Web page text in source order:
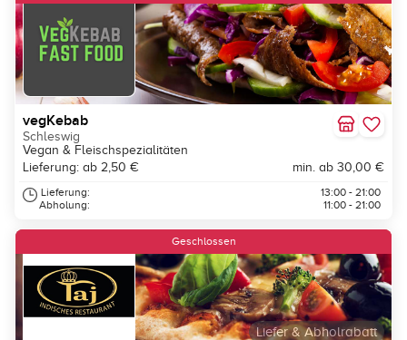
vegKebab
Schleswig
Vegan & Fleischspezialitäten
Lieferung: ab 2,50 €
min. ab 30,00 €
Lieferung:
Abholung:
13:00 - 21:00
11:00 - 21:00
Liefer & Abholrabatt
Geschlossen